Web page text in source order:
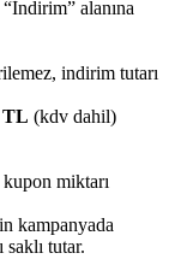
alanına
indirim tutarı
TL (kdv dahil)
miktarı
kampanyada
tutar.